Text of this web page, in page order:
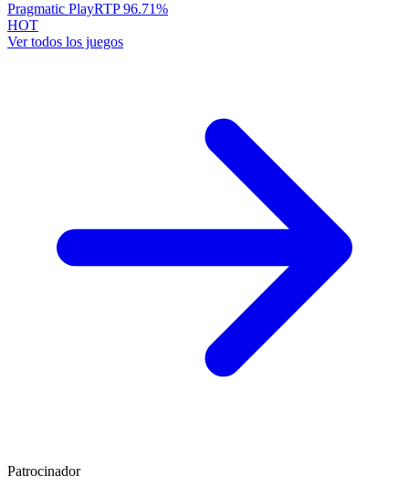
Pragmatic PlayRTP96.71%
HOT
Ver todos los juegos
Patrocinador